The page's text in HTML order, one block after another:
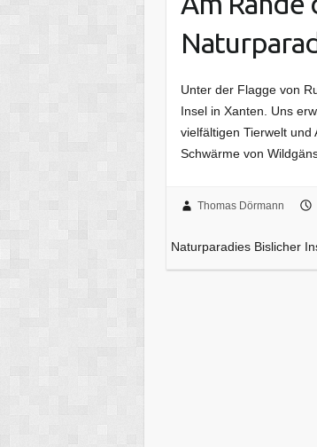
Unter der Flagge von
Insel in Xanten. Uns
vielfältigen Tierwelt und
Schwärme von
Thomas Dörmann
Naturparadies Bislicher